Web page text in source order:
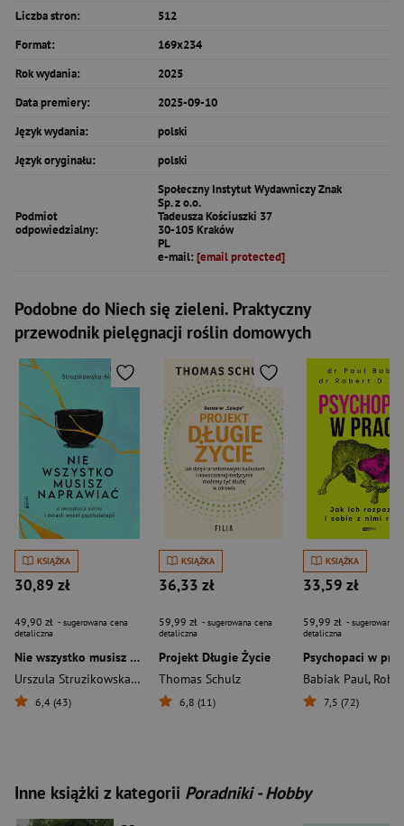
Liczba stron:
512
Format:
169x234
Rok wydania:
2025
Data premiery:
2025-09-10
Język wydania:
polski
Język oryginału:
polski
Podmiot
odpowiedzialny:
Społeczny Instytut Wydawniczy Znak
Sp. z o.o.
Tadeusza Kościuszki 37
30-105 Kraków
PL
e-mail: [email protected]
Podobne do Niech się zieleni. Praktyczny
przewodnik pielęgnacji roślin domowych
KSIĄŻKA
30,89 zł
49,90 zł - sugerowana cena
detaliczna
Nie wszystko musisz naprawiać. O akceptacji siebie i mitach wokół psychoterapii
Urszula Struzikowska-Marynicz
6,4 (43)
KSIĄŻKA
36,33 zł
59,99 zł - sugerowana cena
detaliczna
Projekt Długie Życie
Thomas Schulz
6,8 (11)
KSIĄŻKA
33,59 zł
59,99 zł - sugerowana
detaliczna
Babiak Paul, Robert
7,5 (72)
Inne książki z kategorii Poradniki - Hobby